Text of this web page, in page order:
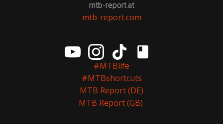
mtb-report.at
mtb-report.com
#MTBlife
#MTBshortcuts
MTB Report (DE)
MTB Report (GB)